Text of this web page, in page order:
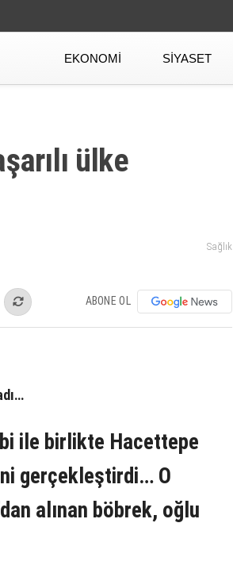
EKONOMI SIYASET
ülke
Sağlık
ABONE OL
ile birlikte Hacettepe
gerçekleştirdi… O
alınan böbrek, oğlu